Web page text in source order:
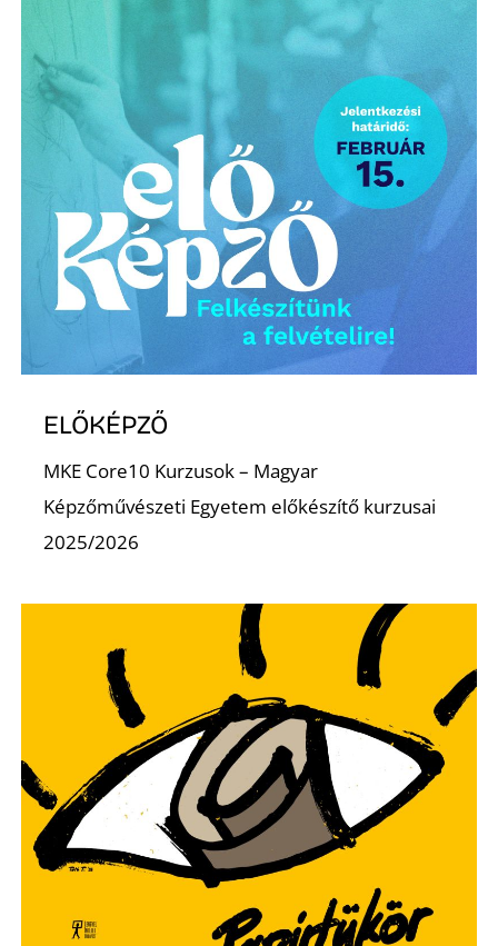
ELŐKÉPZŐ
MKE Core10 Kurzusok – Magyar
Képzőművészeti Egyetem előkészítő kurzusai
2025/2026